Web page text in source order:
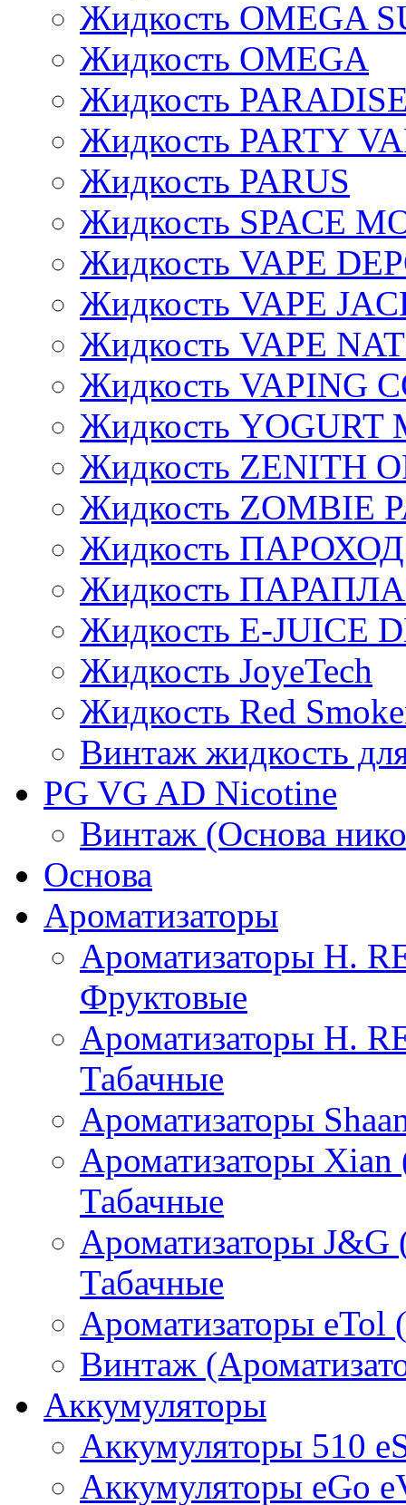
Жидкость OMEGA
Жидкость OMEGA
Жидкость
Жидкость PARTY
Жидкость PARUS
Жидкость SPACE
Жидкость VAPE
Жидкость VAPE
Жидкость VAPE
Жидкость VAPING
Жидкость YOGURT
Жидкость ZENITH
Жидкость ZOMBIE
Жидкость ПАРОХОД
Жидкость
Жидкость E-JUIСE
Жидкость JoyeTech
Жидкость Red
Винтаж жидкость
PG VG AD Nicotine
Винтаж (Основа
Основа
Ароматизаторы
Ароматизаторы H.
Фруктовые
Ароматизаторы H.
Табачные
Ароматизаторы
Ароматизаторы
Табачные
Ароматизаторы
Табачные
Ароматизаторы eTol
Винтаж
Аккумуляторы
Аккумуляторы 510
Аккумуляторы eGo